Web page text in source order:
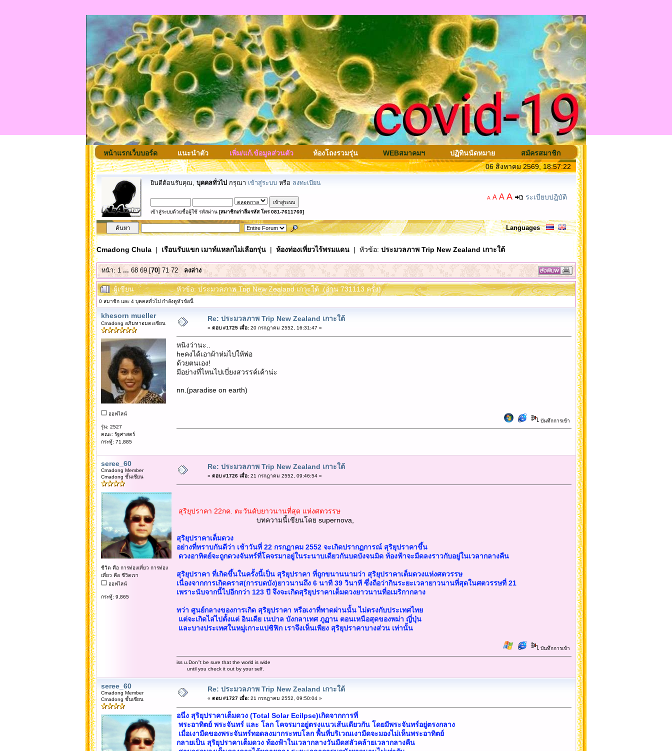
หน้าแรกเว็บบอร์ด แนะนำตัว เพิ่ม/แก้.ข้อมูลส่วนตัว ห้องโถงรวมรุ่น WEBสมาคมฯ ปฏิทินนัดหมาย
สมัครสมาชิก
06 สิงหาคม 2569, 18:57:22
ยินดีต้อนรับคุณ, บุคคลทั่วไป กรุณา เข้าสู่ระบบ หรือ ลงทะเบียน
เข้าสู่ระบบด้วยชื่อผู้ใช้ รหัสผ่าน [สมาชิกเก่าลืมรหัส โทร 081-7611760]
A A A A ระเบียบปฎิบัติ
Languages
Cmadong Chula| เรือนรับแขก เมาท์แหลกไม่เลือกรุ่น| ห้องท่องเที่ยวไร้พรมแดน| หัวข้อ: ประมวลภาพ Trip New Zealand เกาะใต้
หน้า:1 ... 68 69[70]71 72 ลงล่าง
ผู้เขียน หัวข้อ: ประมวลภาพ Trip New Zealand เกาะใต้ (อ่าน 731113 ครั้ง)
0 สมาชิก และ 4 บุคคลทั่วไป กำลังดูหัวข้อนี้
khesorn mueller
Cmadong อภิมหาอมตะเซียน
ออฟไลน์
รุ่น: 2527
คณะ: รัฐศาสตร์
กระทู้: 71,885
Re: ประมวลภาพ Trip New Zealand เกาะใต้
« ตอบ #1725 เมื่อ:20 กรกฎาคม 2552, 16:31:47 »
หนิงว่านะ..
heคงได้เอาผ้าห่มไปให้พ่อ
ด้วยตนเอง!
มีอย่างที่ไหนไปเบี่ยงสวรรค์เค้าน่ะ
nn.(paradise on earth)
บันทึกการเข้า
seree_60
Cmadong Member
Cmadong ชั้นเซียน
ชีวิต คือ การท่องเที่ยว การท่อง
เที่ยว คือ ชีวิตเรา
ออฟไลน์
กระทู้: 9,865
Re: ประมวลภาพ Trip New Zealand เกาะใต้
« ตอบ #1726 เมื่อ:21 กรกฎาคม 2552, 09:46:54 »
สุริยุปราคา 22กค. ตะวันดับยาวนานที่สุด แห่งศตวรรษ
บทความนี้เขียนโดย supernova,
สุริยุปราคาเต็มดวง
อย่างที่ทราบกันดีว่า เช้าวันที่ 22 กรกฏาคม 2552 จะเกิดปรากฏการณ์ สุริยุปราคาขึ้น
ดวงอาทิตย์จะถูกดวงจันทร์ที่โคจรมาอยู่ในระนาบเดียวกันบดบังจนมิด ท้องฟ้าจะมืดลงราวกับอยู่ในเวลากลางคืน
สุริยุปราคา ที่เกิดขึ้นในครั้งนี้เป็น สุริยุปราคา ที่ถูกขนานนามว่า สุริยุปราคาเต็มดวงแห่งศตวรรษ
เนื่องจากการเกิดคราส(การบดบัง)ยาวนานถึง 6 นาที 39 วินาที ซึ่งถือว่ากินระยะเวลายาวนานที่สุดในศตวรรษที่ 21
เพราะนับจากนี้ไปอีกกว่า 123 ปี จึงจะเกิดสุริยุปราคาเต็มดวงยาวนานที่อเมริกากลาง
ทว่า ศูนย์กลางของการเกิด สุริยุปราคา หรือเงาที่พาดผ่านนั้น ไม่ตรงกับประเทศไทย
แต่จะเกิดไล่ไปตั้งแต่ อินเดีย เนปาล บังกลาเทศ ภูฏาน ตอนเหนือสุดของพม่า ญี่ปุ่น
และบางประเทศในหมู่เกาะแปซิฟิก เราจึงเห็นเพียง สุริยุปราคาบางส่วน เท่านั้น
บันทึกการเข้า
iss u.Don"t be sure that the world is wide
until you check it out by your self.
seree_60
Cmadong Member
Cmadong ชั้นเซียน
Re: ประมวลภาพ Trip New Zealand เกาะใต้
« ตอบ #1727 เมื่อ:21 กรกฎาคม 2552, 09:50:04 »
อนึ่ง สุริยุปราคาเต็มดวง (Total Solar Ecilpse)เกิดจากการที่
พระอาทิตย์ พระจันทร์ และ โลก โคจรมาอยู่ตรงแนวเส้นเดียวกัน โดยมีพระจันทร์อยู่ตรงกลาง
เมื่อเงามืดของพระจันทร์ทอดลงมากระทบโลก พื้นที่บริเวณเงามืดจะมองไม่เห็นพระอาทิตย์
กลายเป็น สุริยุปราคาเต็มดวง ท้องฟ้าในเวลากลางวันมืดสลัวคล้ายเวลากลางคืน